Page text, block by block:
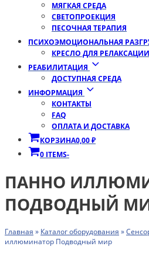
МЯГКАЯ СРЕДА
СВЕТОПРОЕКЦИЯ
ПЕСОЧНАЯ ТЕРАПИЯ
ПСИХОЭМОЦИОНАЛЬНАЯ
КРЕСЛО ДЛЯ РЕЛАКСАЦИИ
РЕАБИЛИТАЦИЯ
ДОСТУПНАЯ СРЕДА
ИНФОРМАЦИЯ
КОНТАКТЫ
FAQ
ОПЛАТА И ДОСТАВКА
КОРЗИНА0,00₽
0 ITEMS-
ПАННО
ПОДВОДНЫЙ
Главная » Каталог оборудования »
иллюминатор Подводный мир